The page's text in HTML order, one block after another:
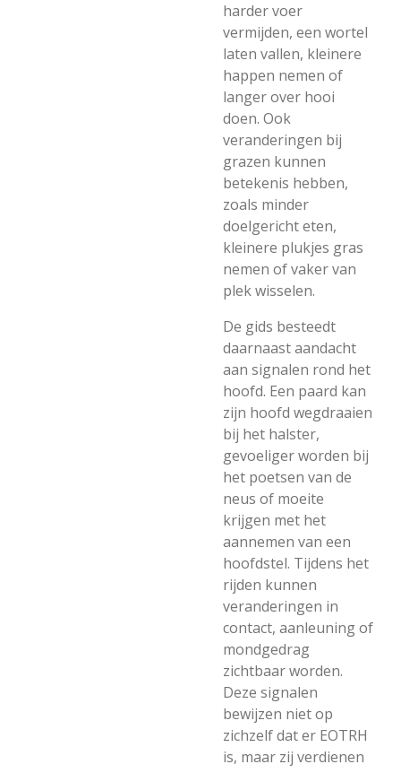
harder voer
vermijden, een wortel
laten vallen, kleinere
happen nemen of
langer over hooi
doen. Ook
veranderingen bij
grazen kunnen
betekenis hebben,
zoals minder
doelgericht eten,
kleinere plukjes gras
nemen of vaker van
plek wisselen.
De gids besteedt
daarnaast aandacht
aan signalen rond het
hoofd. Een paard kan
zijn hoofd wegdraaien
bij het halster,
gevoeliger worden bij
het poetsen van de
neus of moeite
krijgen met het
aannemen van een
hoofdstel. Tijdens het
rijden kunnen
veranderingen in
contact, aanleuning of
mondgedrag
zichtbaar worden.
Deze signalen
bewijzen niet op
zichzelf dat er EOTRH
is, maar zij verdienen